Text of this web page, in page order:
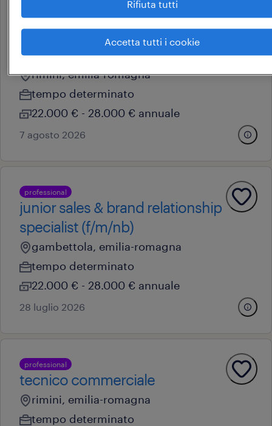
operational
promoter in-store rimini
(m/f/nb)
rimini, emilia-romagna
tempo determinato
22.000 € - 28.000 € annuale
7 agosto 2026
professional
junior sales & brand relationship
specialist (f/m/nb)
gambettola, emilia-romagna
tempo determinato
22.000 € - 28.000 € annuale
28 luglio 2026
professional
tecnico commerciale
rimini, emilia-romagna
tempo determinato
Rifiuta tutti
Accetta tutti i cookie